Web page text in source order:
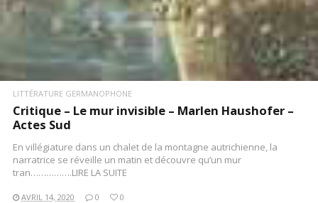
LITTÉRATURE GERMANOPHONE
Critique – Le mur invisible – Marlen Haushofer –
Actes Sud
En villégiature dans un chalet de la montagne autrichienne, la
narratrice se réveille un matin et découvre qu’un mur
tran…………….LIRE LA SUITE
AVRIL 14, 2020 0 0